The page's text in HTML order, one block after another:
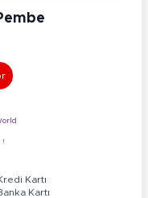
!
Kartı
Kartı